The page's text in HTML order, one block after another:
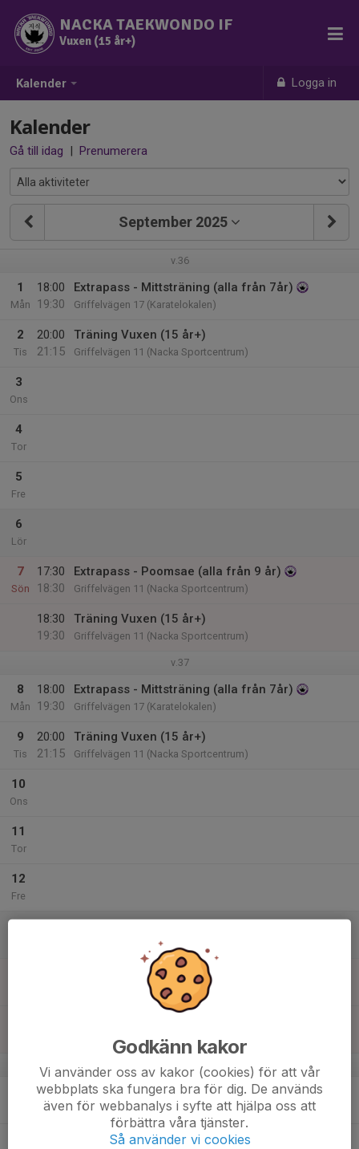
Kalender Logga in
NACKA TAEKWONDO IF
Vuxen (15 år+)
Kalender
Gå till idag | Prenumerera
September 2025
v.36
1
Mån
18:00
19:30
Extrapass - Mittsträning (alla från 7år)
Griffelvägen 17 (Karatelokalen)
2
Tis
20:00
21:15
Träning Vuxen (15 år+)
Griffelvägen 11 (Nacka Sportcentrum)
3
Ons
4
Tor
5
Fre
6
Lör
7
Sön
17:30
18:30
Extrapass - Poomsae (alla från 9 år)
Griffelvägen 11 (Nacka Sportcentrum)
18:30
19:30
Träning Vuxen (15 år+)
Griffelvägen 11 (Nacka Sportcentrum)
v.37
8
Mån
18:00
19:30
Extrapass - Mittsträning (alla från 7år)
Griffelvägen 17 (Karatelokalen)
9
Tis
20:00
21:15
Träning Vuxen (15 år+)
Griffelvägen 11 (Nacka Sportcentrum)
10
Ons
11
Tor
12
Fre
Extrapass - Poomsae (alla från 9 år)
Griffelvägen 11 (Nacka Sportcentrum)
Griffelvägen 11 (Nacka Sportcentrum)
v.38
18:00
19:30
Extrapass - Mittsträning (alla från 7år)
Griffelvägen 17 (Karatelokalen)
Träning Vuxen (15 år+)
Godkänn kakor
Vi använder oss av kakor (cookies) för att vår
webbplats ska fungera bra för dig. De används
även för webbanalys i syfte att hjälpa oss att
förbättra våra tjänster.
Så använder vi cookies